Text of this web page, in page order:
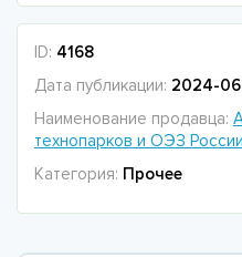
ID: 4168
Дата публикации: 2024-
Наименование продавца:
технопарков и ОЭЗ России
Категория: Прочее